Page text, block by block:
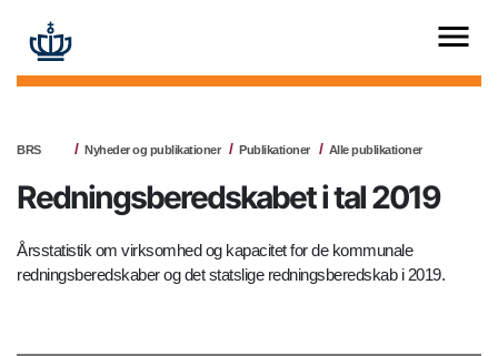
BRS Nyheder og publikationer Publikationer Alle publikationer
Redningsberedskabet i tal 2019
Årsstatistik om virksomhed og kapacitet for de kommunale
redningsberedskaber og det statslige redningsberedskab i 2019.